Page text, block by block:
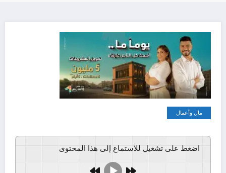
مال وأعمال
اضغط على تشغيل للاستماع إلى هذا المحتوى